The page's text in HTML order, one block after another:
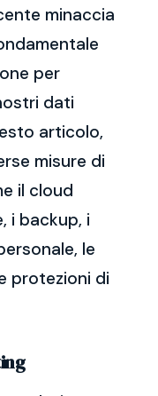
minaccia
per
dati
articolo,
misure di
il cloud
i backup, i
le
protezioni di